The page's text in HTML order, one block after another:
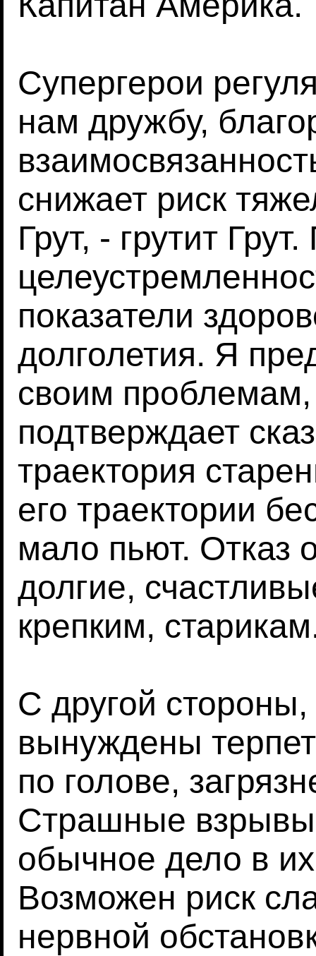
Супергерои
нам дружбу,
снижает риск
Грут, - грутит
показатели
долголетия. Я
своим проблемам,
подтверждает
траектория
его траектории
мало пьют. Отказ
долгие,
крепким,
С другой
вынуждены
по голове,
Страшные взрывы
обычное дело в
Возможен риск
нервной